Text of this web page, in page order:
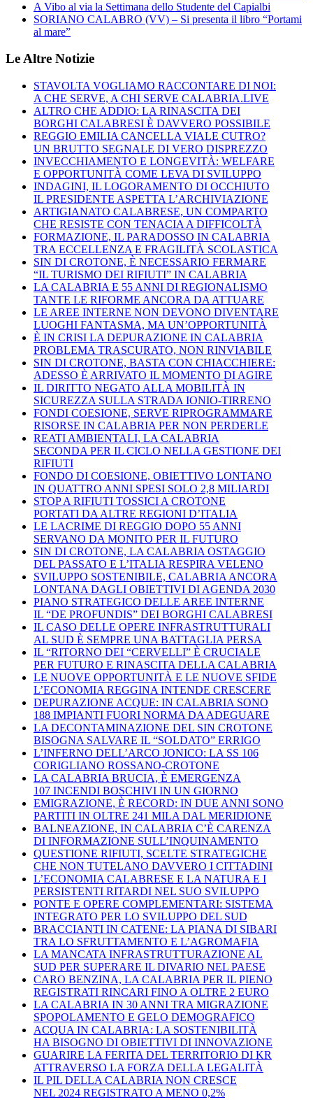
A Vibo al via la Settimana dello Studente del Capialbi
SORIANO CALABRO (VV) – Si presenta il libro “Portami
al mare”
Le Altre Notizie
STAVOLTA VOGLIAMO RACCONTARE DI NOI:
A CHE SERVE, A CHI SERVE CALABRIA.LIVE
ALTRO CHE ADDIO: LA RINASCITA DEI
BORGHI CALABRESI È DAVVERO POSSIBILE
REGGIO EMILIA CANCELLA VIALE CUTRO?
UN BRUTTO SEGNALE DI VERO DISPREZZO
INVECCHIAMENTO E LONGEVITÀ: WELFARE
E OPPORTUNITÀ COME LEVA DI SVILUPPO
INDAGINI, IL LOGORAMENTO DI OCCHIUTO
IL PRESIDENTE ASPETTA L’ARCHIVIAZIONE
ARTIGIANATO CALABRESE, UN COMPARTO
CHE RESISTE CON TENACIA A DIFFICOLTÀ
FORMAZIONE, IL PARADOSSO IN CALABRIA
TRA ECCELLENZA E FRAGILITÀ SCOLASTICA
SIN DI CROTONE, È NECESSARIO FERMARE
“IL TURISMO DEI RIFIUTI” IN CALABRIA
LA CALABRIA E 55 ANNI DI REGIONALISMO
TANTE LE RIFORME ANCORA DA ATTUARE
LE AREE INTERNE NON DEVONO DIVENTARE
LUOGHI FANTASMA, MA UN’OPPORTUNITÀ
È IN CRISI LA DEPURAZIONE IN CALABRIA
PROBLEMA TRASCURATO, NON RINVIABILE
SIN DI CROTONE, BASTA CON CHIACCHIERE:
ADESSO È ARRIVATO IL MOMENTO DI AGIRE
IL DIRITTO NEGATO ALLA MOBILITÀ IN
SICUREZZA SULLA STRADA IONIO-TIRRENO
FONDI COESIONE, SERVE RIPROGRAMMARE
RISORSE IN CALABRIA PER NON PERDERLE
REATI AMBIENTALI, LA CALABRIA
SECONDA PER IL CICLO NELLA GESTIONE DEI
RIFIUTI
FONDO DI COESIONE, OBIETTIVO LONTANO
IN QUATTRO ANNI SPESI SOLO 2,8 MILIARDI
STOP A RIFIUTI TOSSICI A CROTONE
PORTATI DA ALTRE REGIONI D’ITALIA
LE LACRIME DI REGGIO DOPO 55 ANNI
SERVANO DA MONITO PER IL FUTURO
SIN DI CROTONE, LA CALABRIA OSTAGGIO
DEL PASSATO E L’ITALIA RESPIRA VELENO
SVILUPPO SOSTENIBILE, CALABRIA ANCORA
LONTANA DAGLI OBIETTIVI DI AGENDA 2030
PIANO STRATEGICO DELLE AREE INTERNE
IL “DE PROFUNDIS” DEI BORGHI CALABRESI
IL CASO DELLE OPERE INFRASTRUTTURALI
AL SUD È SEMPRE UNA BATTAGLIA PERSA
IL “RITORNO DEI “CERVELLI” È CRUCIALE
PER FUTURO E RINASCITA DELLA CALABRIA
LE NUOVE OPPORTUNITÀ E LE NUOVE SFIDE
L’ECONOMIA REGGINA INTENDE CRESCERE
DEPURAZIONE ACQUE: IN CALABRIA SONO
188 IMPIANTI FUORI NORMA DA ADEGUARE
LA DECONTAMINAZIONE DEL SIN CROTONE
BISOGNA SALVARE IL “SOLDATO” ERRIGO
L’INFERNO DELL’ARCO JONICO: LA SS 106
CORIGLIANO ROSSANO-CROTONE
LA CALABRIA BRUCIA, È EMERGENZA
107 INCENDI BOSCHIVI IN UN GIORNO
EMIGRAZIONE, È RECORD: IN DUE ANNI SONO
PARTITI IN OLTRE 241 MILA DAL MERIDIONE
BALNEAZIONE, IN CALABRIA C’È CARENZA
DI INFORMAZIONE SULL’INQUINAMENTO
QUESTIONE RIFIUTI, SCELTE STRATEGICHE
CHE NON TUTELANO DAVVERO I CITTADINI
L’ECONOMIA CALABRESE E LA NATURA E I
PERSISTENTI RITARDI NEL SUO SVILUPPO
PONTE E OPERE COMPLEMENTARI: SISTEMA
INTEGRATO PER LO SVILUPPO DEL SUD
BRACCIANTI IN CATENE: LA PIANA DI SIBARI
TRA LO SFRUTTAMENTO E L’AGROMAFIA
LA MANCATA INFRASTRUTTURAZIONE AL
SUD PER SUPERARE IL DIVARIO NEL PAESE
CARO BENZINA, LA CALABRIA PER IL PIENO
REGISTRATI RINCARI FINO A OLTRE 2 EURO
LA CALABRIA IN 30 ANNI TRA MIGRAZIONE
SPOPOLAMENTO E GELO DEMOGRAFICO
ACQUA IN CALABRIA: LA SOSTENIBILITÀ
HA BISOGNO DI OBIETTIVI DI INNOVAZIONE
GUARIRE LA FERITA DEL TERRITORIO DI KR
ATTRAVERSO LA FORZA DELLA LEGALITÀ
IL PIL DELLA CALABRIA NON CRESCE
NEL 2024 REGISTRATO A MENO 0,2%